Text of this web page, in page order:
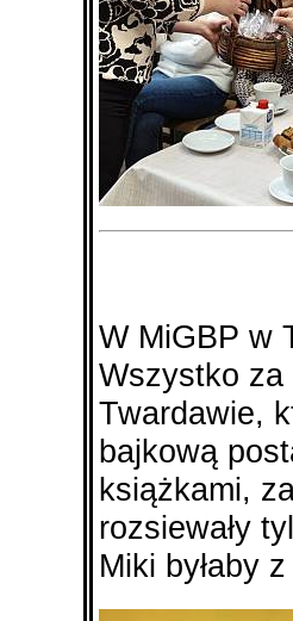
W MiGBP w
Wszystko
Twardawie,
bajkową
książkami,
rozsiewały
Miki byłaby